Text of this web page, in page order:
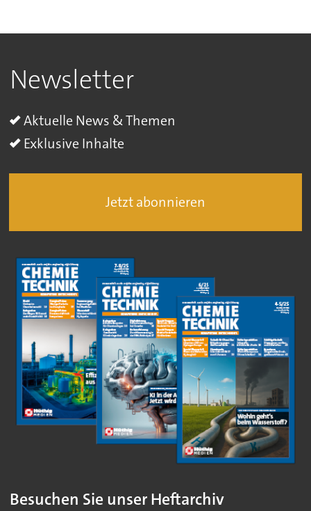
Newsletter
Aktuelle News & Themen
Exklusive Inhalte
Jetzt abonnieren
Besuchen Sie unser Heftarchiv